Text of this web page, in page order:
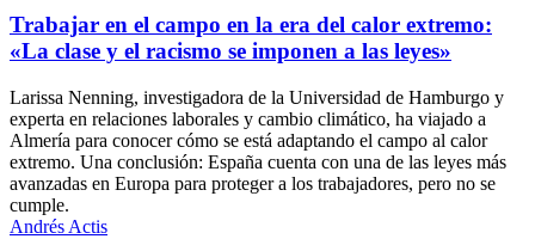
Trabajar en el campo en la era del calor extremo:
«La clase y el racismo se imponen a las leyes»
Larissa Nenning, investigadora de la Universidad de Hamburgo y
experta en relaciones laborales y cambio climático, ha viajado a
Almería para conocer cómo se está adaptando el campo al calor
extremo. Una conclusión: España cuenta con una de las leyes más
avanzadas en Europa para proteger a los trabajadores, pero no se
cumple.
Andrés Actis